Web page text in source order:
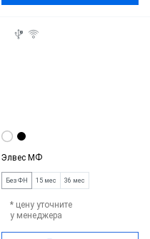
Элвес МФ
Без ФН 15 мес 36 мес
* цену уточните
у менеджера